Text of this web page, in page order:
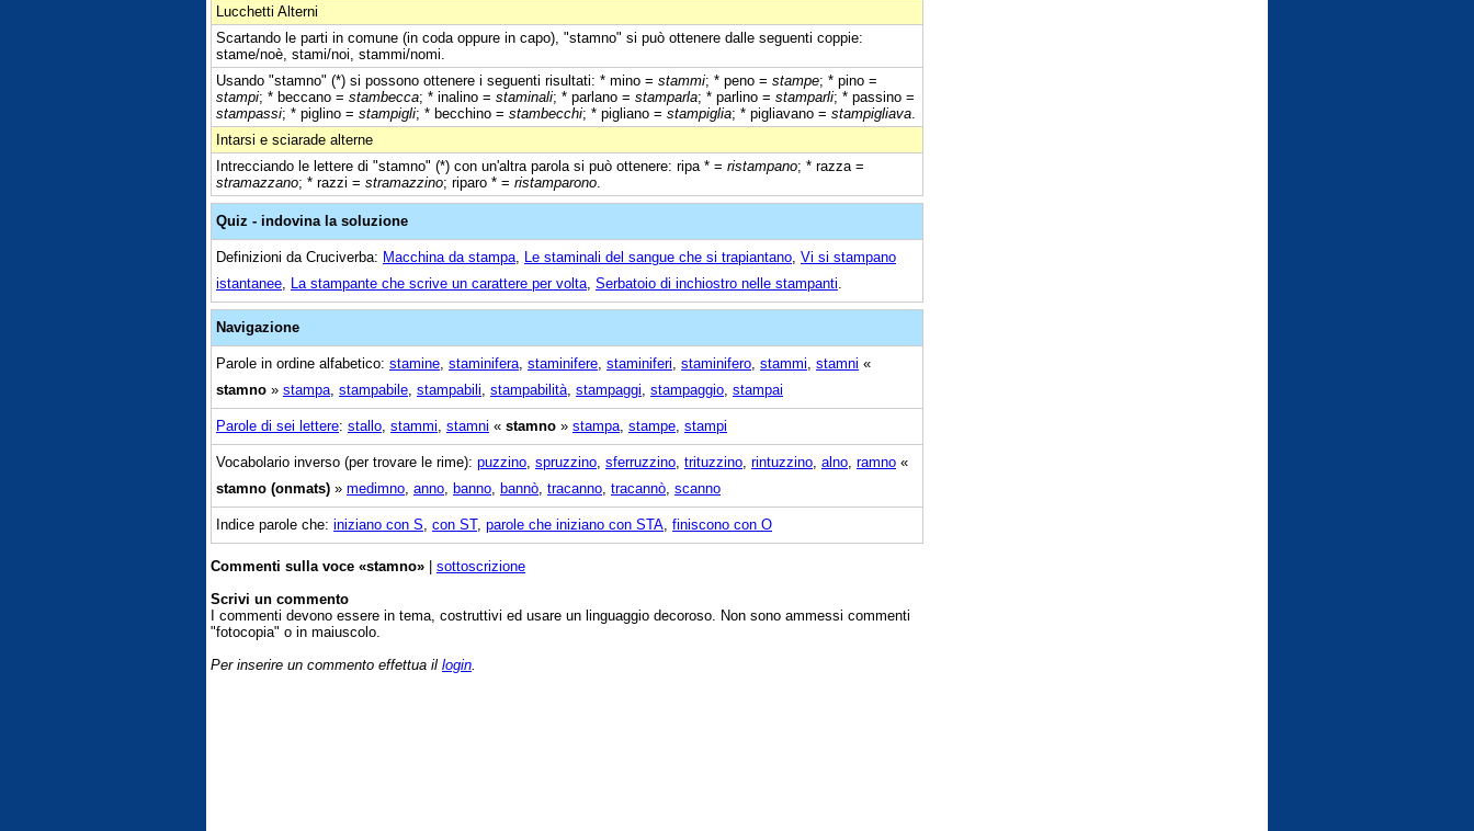
Lucchetti Alterni
Scartando le parti in comune (in coda oppure in capo), "stamno" si può ottenere dalle seguenti coppie:
stame/noè, stami/noi, stammi/nomi.
Usando "stamno" (*) si possono ottenere i seguenti risultati: * mino = stammi; * peno = stampe; * pino =
stampi; * beccano = stambecca; * inalino = staminali; * parlano = stamparla; * parlino = stamparli; * passino =
stampassi; * piglino = stampigli; * becchino = stambecchi; * pigliano = stampiglia; * pigliavano = stampigliava
Intarsi e sciarade alterne
Intrecciando le lettere di "stamno" (*) con un'altra parola si può ottenere: ripa * = ristampano; * razza =
stramazzano; * razzi = stramazzino; riparo * = ristamparono
Quiz - indovina la soluzione
Definizioni da Cruciverba: Macchina da stampa Le staminali del sangue che si trapiantano Vi si stampano
istantanee La stampante che scrive un carattere per volta Serbatoio di inchiostro nelle stampanti
Navigazione
Parole in ordine alfabetico: stamine staminifera staminifere staminiferi staminifero stammi stamni «
stamno » stampa stampabile stampabili stampabilità stampaggi stampaggio stampai
Parole di sei lettere: stallo stammi stamni « stamno » stampa stampe stampi
Vocabolario inverso (per trovare le rime): puzzino spruzzino sferruzzino trituzzino rintuzzino alno ramno «
stamno (onmats) » medimno anno banno bannò tracanno tracannò scanno
Indice parole che: iniziano con S con ST, parole che iniziano con STA finiscono con O
Commenti sulla voce «stamno» | sottoscrizione
Scrivi un commento
I commenti devono essere in tema, costruttivi ed usare un linguaggio decoroso. Non sono ammessi commenti
"fotocopia" o in maiuscolo.
Per inserire un commento effettua il login